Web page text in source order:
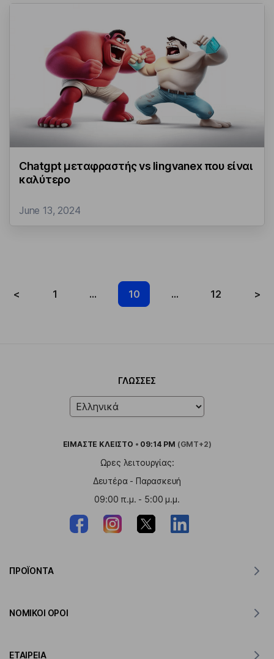
Chatgpt μεταφραστής vs lingvanex που είναι
καλύτερο
June 13, 2024
< 1 ... 10 ... 12 >
ΓΛΏΣΣΕΣ
ΕΙΜΑΣΤΕ ΚΛΕΙΣΤΟ • 09:14 PM (GMT+2)
Ωρες λειτουργίας:
Δευτέρα - Παρασκευή
09:00 π.μ. - 5:00 μ.μ.
ΠΡΟΪΌΝΤΑ
ΝΟΜΙΚΟΊ ΌΡΟΙ
ΕΤΑΙΡΕΊΑ